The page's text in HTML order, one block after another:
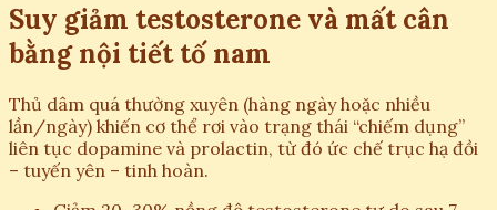
Suy giảm testosterone và mất cân
bằng nội tiết tố nam
Thủ dâm quá thường xuyên (hàng ngày hoặc nhiều
lần/ngày) khiến cơ thể rơi vào trạng thái “chiếm dụng”
liên tục dopamine và prolactin, từ đó ức chế trục hạ đồi
– tuyến yên – tinh hoàn.